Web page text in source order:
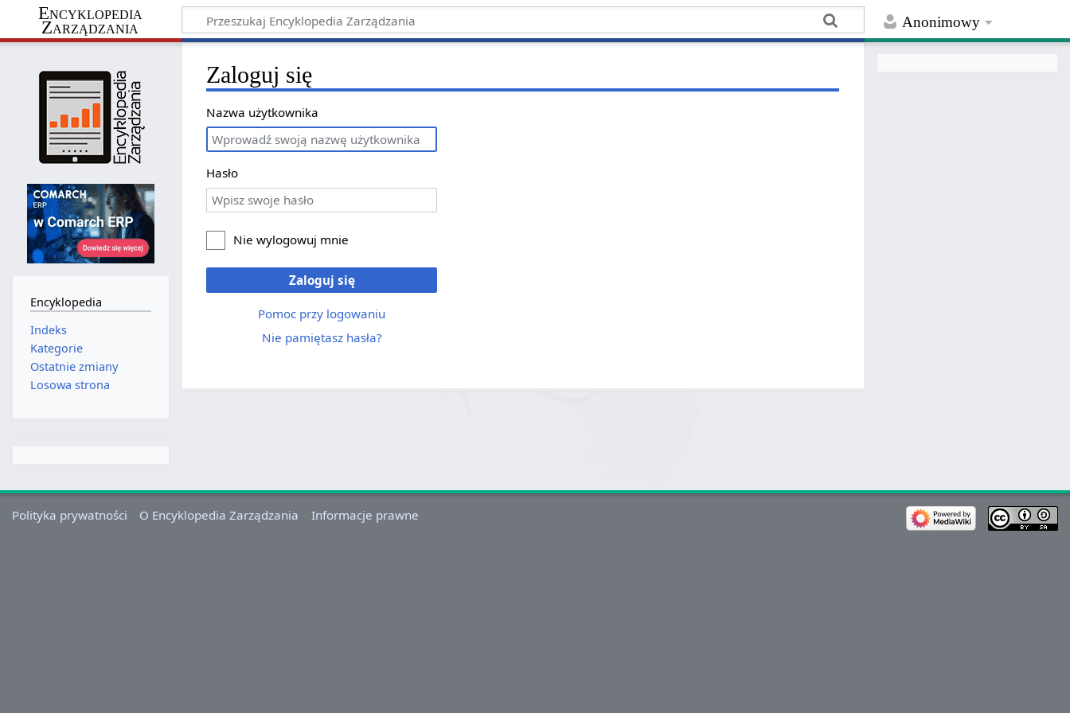
Anonimowy
Encyklopedia
Zarządzania
Zaloguj się
Nazwa użytkownika
Hasło
Nie wylogowuj mnie
Zaloguj się
Pomoc przy logowaniu
Nie pamiętasz hasła?
Encyklopedia
Indeks
Kategorie
Ostatnie zmiany
Losowa strona
Polityka prywatności O Encyklopedia Zarządzania Informacje prawne